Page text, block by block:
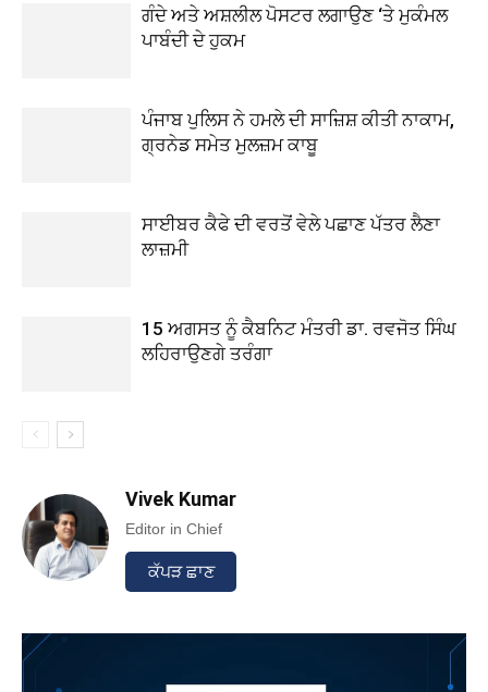
ਗੰਦੇ ਅਤੇ ਅਸ਼ਲੀਲ ਪੋਸਟਰ ਲਗਾਉਣ ‘ਤੇ ਮੁਕੰਮਲ
ਪਾਬੰਦੀ ਦੇ ਹੁਕਮ
ਪੰਜਾਬ ਪੁਲਿਸ ਨੇ ਹਮਲੇ ਦੀ ਸਾਜ਼ਿਸ਼ ਕੀਤੀ ਨਾਕਾਮ,
ਗ੍ਰਨੇਡ ਸਮੇਤ ਮੁਲਜ਼ਮ ਕਾਬੂ
ਸਾਈਬਰ ਕੈਫੇ ਦੀ ਵਰਤੋਂ ਵੇਲੇ ਪਛਾਣ ਪੱਤਰ ਲੈਣਾ
ਲਾਜ਼ਮੀ
15 ਅਗਸਤ ਨੂੰ ਕੈਬਨਿਟ ਮੰਤਰੀ ਡਾ. ਰਵਜੋਤ ਸਿੰਘ
ਲਹਿਰਾਉਣਗੇ ਤਰੰਗਾ
Vivek Kumar
Editor in Chief
ਕੱਪੜ ਛਾਣ